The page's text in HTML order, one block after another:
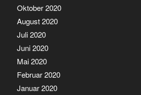
Oktober 2020
August 2020
Juli 2020
Juni 2020
Mai 2020
Februar 2020
Januar 2020